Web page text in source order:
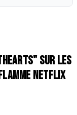
sur les
Netflix